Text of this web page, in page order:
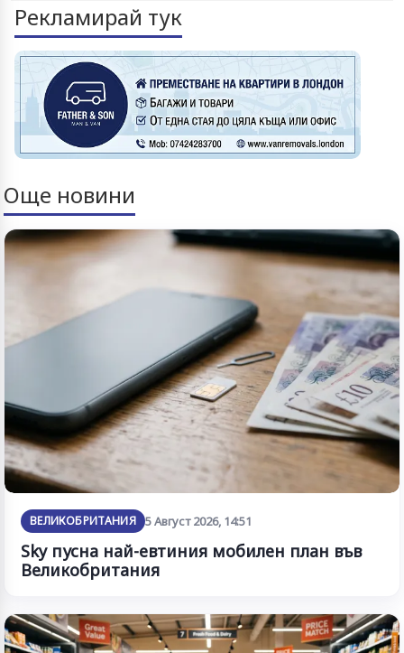
Рекламирай тук
Още новини
ВЕЛИКОБРИТАНИЯ 5 Август 2026, 14:51
Sky пусна най-евтиния мобилен план във
Великобритания